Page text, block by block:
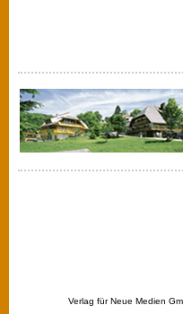
Verlag für Neue Medien